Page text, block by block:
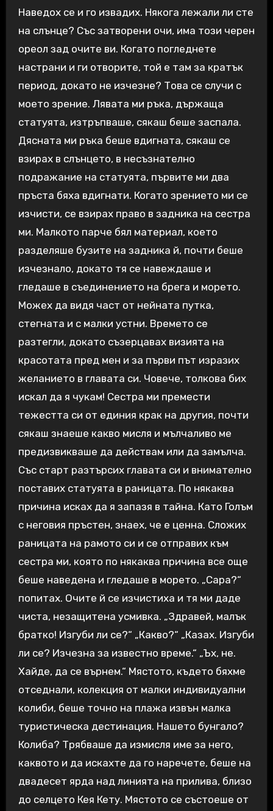
Наведох се и го извадих. Някога лежали ли сте
на слънце? Със затворени очи, има този черен
ореол зад очите ви. Когато погледнете
настрани и ги отворите, той е там за кратък
период, докато не изчезне? Това се случи с
моето зрение. Лявата ми ръка, държаща
статуята, изтръпваше, сякаш беше заспала.
Дясната ми ръка беше вдигната, сякаш се
взирах в слънцето, в несъзнателно
подражание на статуята, първите ми два
пръста бяха вдигнати. Когато зрението ми се
изчисти, се взирах право в задника на сестра
ми. Малкото парче бял материал, което
разделяше бузите на задника й, почти беше
изчезнало, докато тя се навеждаше и
гледаше в съединението на брега и морето.
Можех да видя част от нейната путка,
стегната и с малки устни. Времето се
разтегли, докато съзерцавах визията на
красотата пред мен и за първи път изразих
желанието в главата си. Човече, толкова бих
искал да я чукам! Сестра ми премести
тежестта си от единия крак на другия, почти
сякаш знаеше какво мисля и мълчаливо ме
предизвикваше да действам или да замълча.
Със старт разтърсих главата си и внимателно
поставих статуята в раницата. По някаква
причина исках да я запазя в тайна. Като Голъм
с неговия пръстен, знаех, че е ценна. Сложих
раницата на рамото си и се отправих към
сестра ми, която по някаква причина все още
беше наведена и гледаше в морето. „Сара?“
попитах. Очите й се изчистиха и тя ми даде
чиста, незащитена усмивка. „Здравей, малък
братко! Изгуби ли се?“ „Какво?“ „Казах. Изгуби
ли се? Изчезна за известно време.“ „Ъх, не.
Хайде, да се върнем.“ Мястото, където бяхме
отседнали, колекция от малки индивидуални
колиби, беше точно на плажа извън малка
туристическа дестинация. Нашето бунгало?
Колиба? Трябваше да измисля име за него,
каквото и да искахте да го наречете, беше на
двадесет ярда над линията на прилива, близо
до селцето Кея Кету. Мястото се състоеше от